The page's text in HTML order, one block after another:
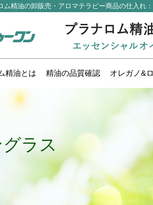
ム精油の卸販売・アロマテラピー商品の仕入れ
精油とは 精油の品質確認 オレガノ&
ラス